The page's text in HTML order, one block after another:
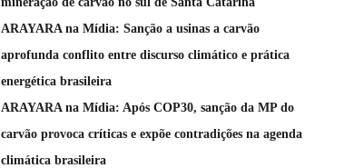
ARAYARA na Mídia: Sanção a usinas a carvão
aprofunda conflito entre discurso climático e prática
energética brasileira
ARAYARA na Mídia: Após COP30, sanção da MP do
carvão provoca críticas e expõe contradições na agenda
climática brasileira